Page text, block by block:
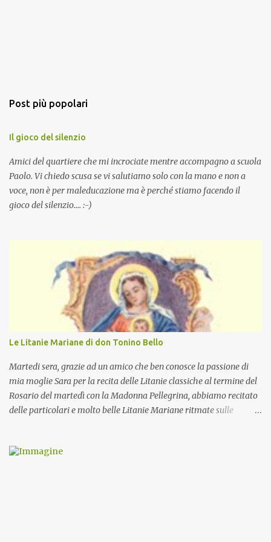
Post più popolari
Il gioco del silenzio
Amici del quartiere che mi incrociate mentre accompagno a scuola
Paolo. Vi chiedo scusa se vi salutiamo solo con la mano e non a
voce, non è per maleducazione ma è perché stiamo facendo il
gioco del silenzio.... :-)
Le Litanie Mariane di don Tonino Bello
Martedi sera, grazie ad un amico che ben conosce la passione di
mia moglie Sara per la recita delle Litanie classiche al termine del
Rosario del martedì con la Madonna Pellegrina, abbiamo recitato
delle particolari e molto belle Litanie Mariane ritmate sulle
preghiera.